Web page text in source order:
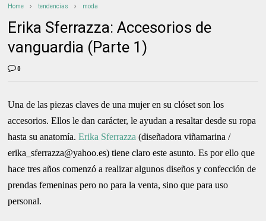
Home tendencias moda
Erika Sferrazza: Accesorios de
vanguardia (Parte 1)
0
Una de las piezas claves de una mujer en su clóset son los
accesorios. Ellos le dan carácter, le ayudan a resaltar desde su ropa
hasta su anatomía.Erika Sferrazza (diseñadora viñamarina /
erika_sferrazza@yahoo.es) tiene claro este asunto. Es por ello que
hace tres años comenzó a realizar algunos diseños y confección de
prendas femeninas pero no para la venta, sino que para uso
personal.